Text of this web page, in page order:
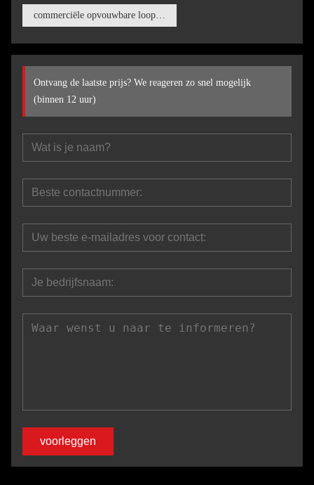
Ontvang de laatste prijs? We reageren zo snel mogelijk
(binnen 12 uur)
voorleggen